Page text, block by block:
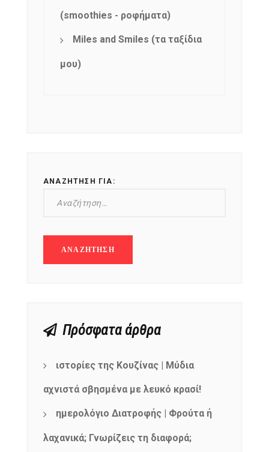
(smoothies - ροφήματα)
Miles and Smiles (τα ταξίδια
μου)
ΑΝΑΖΉΤΗΣΗ ΓΙΑ:
Πρόσφατα άρθρα
ιστορίες της Κουζίνας | Μύδια
αχνιστά σβησμένα με λευκό κρασί!
ημερολόγιο Διατροφής | Φρούτα ή
λαχανικά; Γνωρίζεις τη διαφορά;